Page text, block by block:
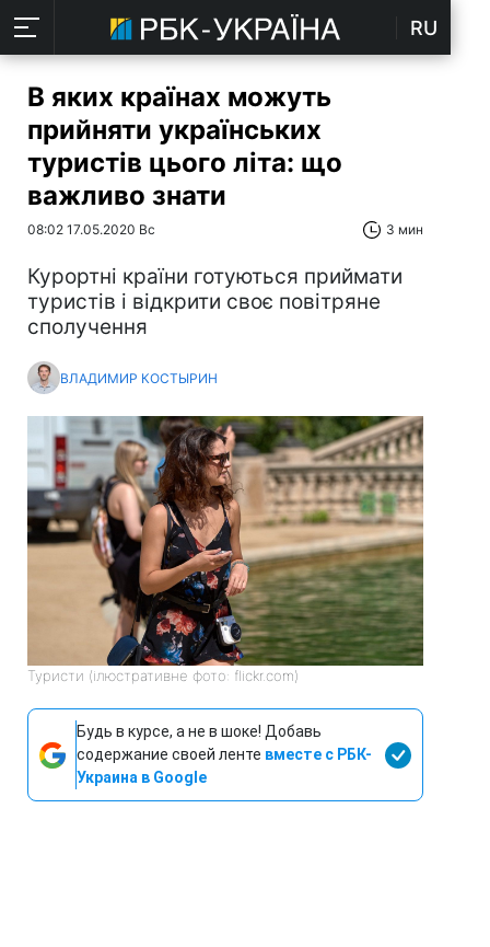
RU
В яких країнах можуть
прийняти українських
туристів цього літа: що
важливо знати
08:02 17.05.2020 Вс 3 мин
Курортні країни готуються приймати
туристів і відкрити своє повітряне
сполучення
ВЛАДИМИР КОСТЫРИН
Туристи (ілюстративне фото: flickr.com)
Будь в курсе, а не в шоке! Добавь
содержание своей ленте вместе с РБК-
Украина в Google